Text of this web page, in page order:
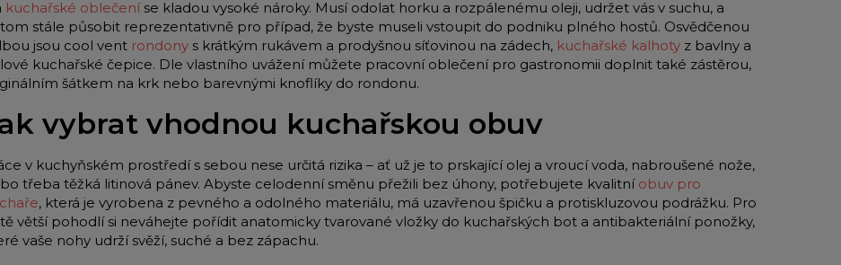
kuchařské oblečeníse kladou vysoké nároky. Musí odolat horku a rozpálenému oleji, udržet vás v suchu, a
stále působit reprezentativně pro případ, že byste museli vstoupit do podniku plného hostů. Osvědčenou
jsou cool vent rondony s krátkým rukávem a prodyšnou síťovinou na zádech, kuchařské kalhoty z bavlny a
kuchařské čepice. Dle vlastního uvážení můžete pracovní oblečení pro gastronomii doplnit také zástěrou,
šátkem na krk nebo barevnými knoflíky do rondonu.
vybrat vhodnou kuchařskou obuv
v kuchyňském prostředí s sebou nese určitá rizika – ať už je to prskající olej a vroucí voda, nabroušené nože,
třeba těžká litinová pánev. Abyste celodenní směnu přežili bez úhony, potřebujete kvalitní obuv pro
, která je vyrobena z pevného a odolného materiálu, má uzavřenou špičku a protiskluzovou podrážku. Pro
větší pohodlí si neváhejte pořídit anatomicky tvarované vložky do kuchařských bot a antibakteriální ponožky,
vaše nohy udrží svěží, suché a bez zápachu.